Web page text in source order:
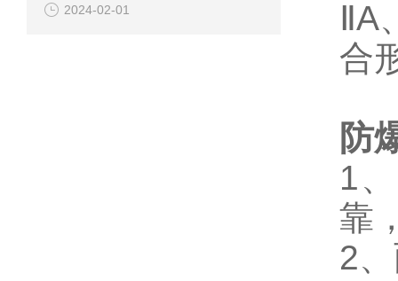
2024-02-01
ⅡA
合
防
1
靠
2